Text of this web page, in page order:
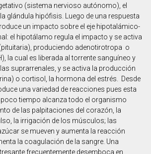
(sistema nervioso autónomo), el
glándula hipófisis. Luego de una respuesta
un impacto sobre el eje hipotalámico-
el hipotálamo regula el impacto y se activa
produciendo adenotirotropa o
la cual es liberada al torrente sanguíneo y
suprarrenales, y se activa la producción
o cortisol, la hormona del estrés. Desde
una variedad de reacciones pues esta
tiempo alcanza todo el organismo
de las palpitaciones del corazón, la
la irrigación de los músculos; las
se mueven y aumenta la reacción
la coagulación de la sangre. Una
frecuentemente desemboca en